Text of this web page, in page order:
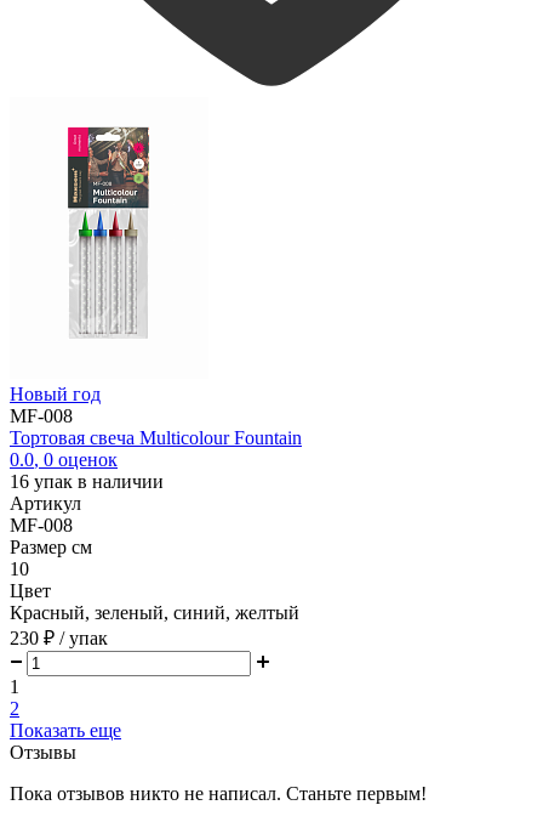
Новый год
MF-008
Тортовая свеча Multicolour Fountain
0.0, 0 оценок
16 упак в наличии
Артикул
MF-008
Размер см
10
Цвет
Красный, зеленый, синий, желтый
230 ₽ / упак
1
2
Показать еще
Отзывы
Пока отзывов никто не написал. Станьте первым!